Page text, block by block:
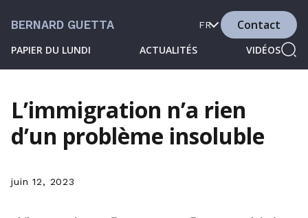
BERNARD GUETTA
PAPIER DU LUNDI ACTUALITÉS VIDÉOS
FR Contact
L’immigration n’a rien
d’un problème insoluble
juin 12, 2023